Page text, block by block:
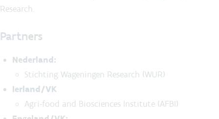
Research.
Partners
Nederland:
Stichting Wageningen Research (WUR)
Ierland/VK
Agri-food and Biosciences Institute (AFBI)